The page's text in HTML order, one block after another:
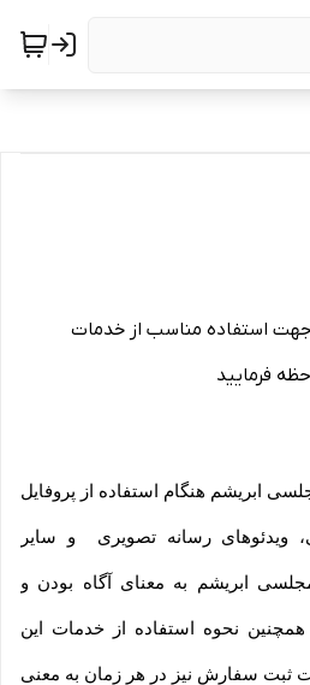
جهت استفاده مناسب از خدمات
فرمایید
ابریشم هنگام استفاده از پروفایل
رسانه تصویری و سایر
ابریشم به معنای آگاه بودن و
نحوه استفاده از خدمات این
ثبت سفارش نیز در هر زمان به معنی